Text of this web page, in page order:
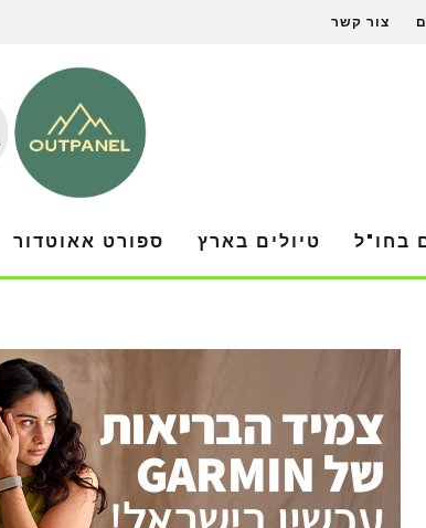
צור קשר
בחו"ל טיולים בארץ ספורט אאוטדור